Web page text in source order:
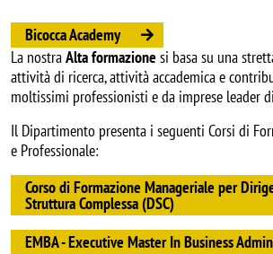
Bicocca Academy
La nostraAlta formazione si basa su una
attività di ricerca, attività accademica e
moltissimi professionisti e da imprese leader
Il Dipartimento presenta i seguenti Corsi di
e Professionale:
Corso di Formazione Manageriale per
Struttura Complessa (DSC)
EMBA - Executive Master In Business